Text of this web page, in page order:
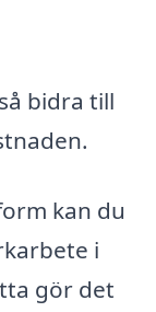
bidra till
kan du
i
gör det